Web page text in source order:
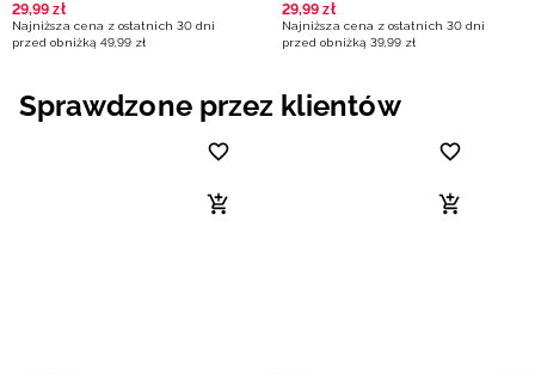
29,99 zł
Najniższa cena z ostatnich 30 dni
przed obniżką 49,99 zł
29,99 zł
Najniższa cena z ostatnich 30 dni
przed obniżką 39,99 zł
Sprawdzone przez klientów